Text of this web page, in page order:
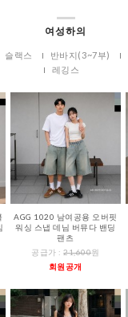
여성하의
슬랙스 반바지(3~7부)
레깅스
AGG 1020 남여공용 오버핏
워싱 스냅 데님 버뮤다 밴딩
팬츠
공급가 :21,600원
회원공개